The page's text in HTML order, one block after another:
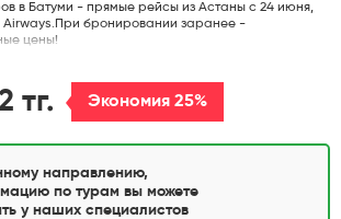
в Батуми - прямые рейсы из Астаны с 24 июня,
бронировании заранее -
цены!
тг. Экономия 25%
направлению,
по турам вы можете
у наших специалистов